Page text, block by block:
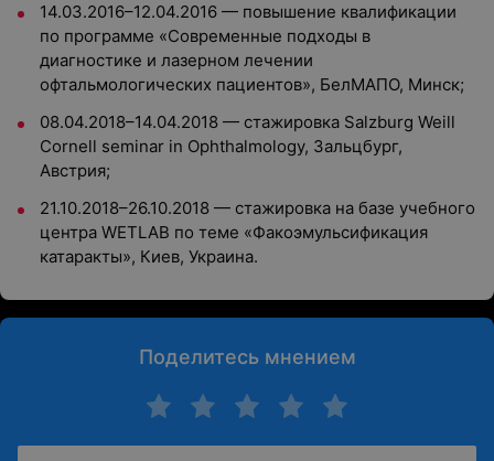
14.03.2016–12.04.2016 — повышение квалификации
по программе «Современные подходы в
диагностике и лазерном лечении
офтальмологических пациентов», БелМАПО, Минск;
08.04.2018–14.04.2018 — стажировка Salzburg Weill
Cornell seminar in Ophthalmology, Зальцбург,
Австрия;
21.10.2018–26.10.2018 — стажировка на базе учебного
центра WETLAB по теме «Факоэмульсификация
катаракты», Киев, Украина.
Поделитесь мнением